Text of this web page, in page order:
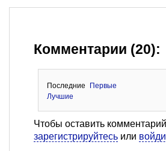
Комментарии (20):
Последние
Первые
Лучшие
Чтобы оставить комментарий
зарегистрируйтесь или